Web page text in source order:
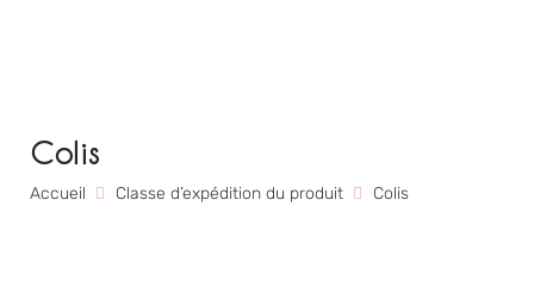
Colis
Accueil Classe d’expédition du produit Colis